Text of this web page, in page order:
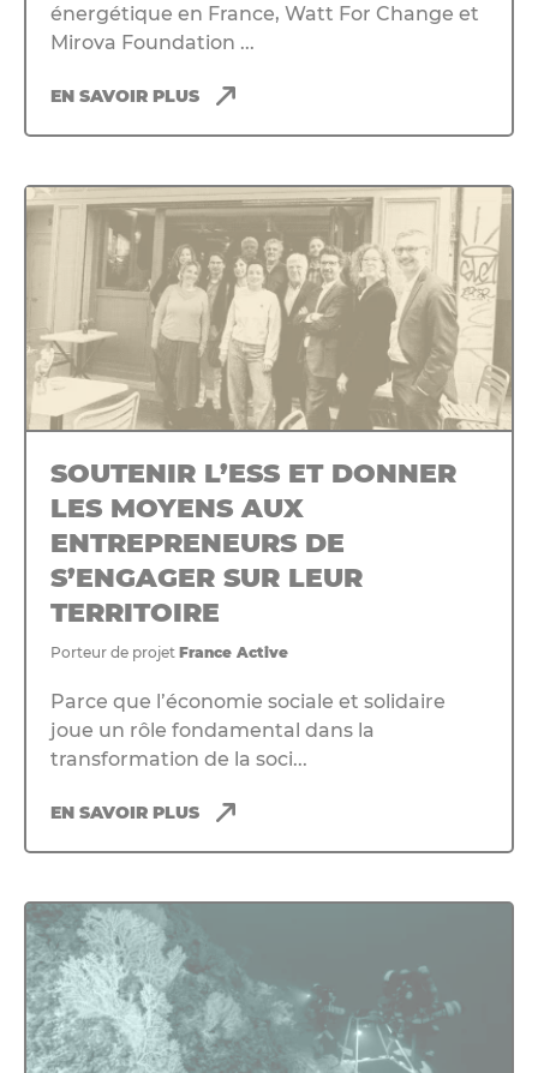
énergétique en France, Watt For Change et
Mirova Foundation ...
EN SAVOIR PLUS
SOUTENIR L’ESS ET DONNER
LES MOYENS AUX
ENTREPRENEURS DE
S’ENGAGER SUR LEUR
TERRITOIRE
Porteur de projet France Active
Parce que l’économie sociale et solidaire
joue un rôle fondamental dans la
transformation de la soci...
EN SAVOIR PLUS